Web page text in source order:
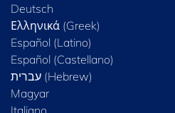
Deutsch
Ελληνικά (Greek)
Español (Latino)
Español (Castellano)
Magyar